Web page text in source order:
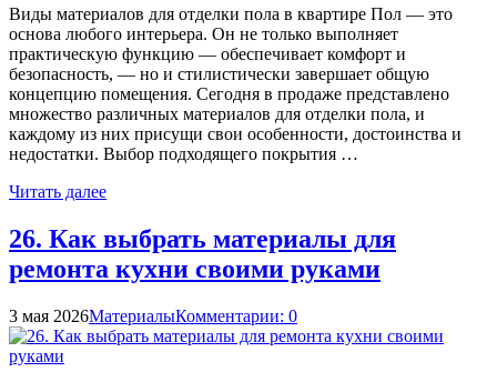
Виды материалов для отделки пола в квартире Пол — это
основа любого интерьера. Он не только выполняет
практическую функцию — обеспечивает комфорт и
безопасность, — но и стилистически завершает общую
концепцию помещения. Сегодня в продаже представлено
множество различных материалов для отделки пола, и
каждому из них присущи свои особенности, достоинства и
недостатки. Выбор подходящего покрытия …
Читать далее
26. Как выбрать материалы для
ремонта кухни своими руками
3 мая 2026МатериалыКомментарии: 0